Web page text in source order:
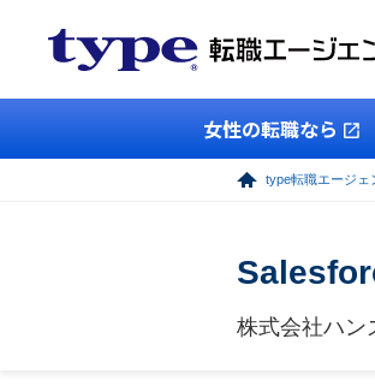
女性の転職なら
type転職エージェ
株式会社ハン